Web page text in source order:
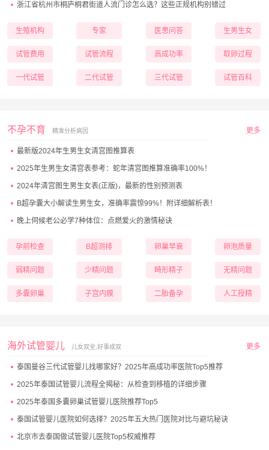
浙江省杭州市桐庐桐君街道人流门诊怎么选？这些正规机构别错过
生殖机构 专家 医患问答 生男生女
试管费用 试管流程 高成功率 取卵过程
一代试管 二代试管 三代试管 试管百科
不孕不育 精准分析病因 更多
最新版2024年生男生女清宫图推算表
2025年生男生女清宫表参考：蛇年清宫图推算准确率100%！
2024年清宫图生男生女表(正版)，最新的性别预测表
B超孕囊大小解读生男生女，准确率震惊99%！附详细解析表！
晚上伺候老公必学7种体位：点燃爱火的激情秘诀
孕前检查 B超测排 卵巢早衰 卵泡质量
弱精问题 少精问题 畸形精子 无精问题
多囊卵巢 子宫内膜 二胎备孕 人工授精
海外试管婴儿 儿女双全,好事成双 更多
泰国曼谷三代试管婴儿找哪家好？2025年高成功率医院Top5推荐
2025年泰国试管婴儿流程全揭秘：从检查到移植的详细步骤
2025年泰国多囊卵巢试管婴儿医院推荐Top5
泰国试管婴儿医院如何选择？2025年五大热门医院对比与避坑秘诀
北京市去泰国做试管婴儿医院Top5权威推荐